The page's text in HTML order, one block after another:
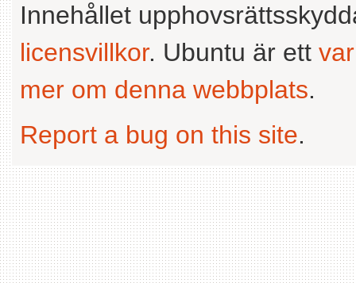
Innehållet
licensvillkor. Ubuntu är ett
mer om denna webbplats.
Report a bug on this site.